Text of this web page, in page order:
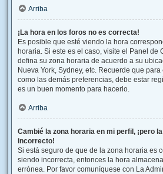
Arriba
¡La hora en los foros no es correcta!
Es posible que esté viendo la hora
horaria. Si este es el caso, visite el Panel de
defina su zona horaria de acuerdo a su
Nueva York, Sydney, etc. Recuerde que
como las demás preferencias, debe estar
es un buen momento para hacerlo.
Arriba
Cambié la zona horaria en mi perfil, ¡pero
incorrecto!
Si está seguro de que de la zona horaria es
siendo incorrecta, entonces la hora
errónea. Por favor comuníquese con La